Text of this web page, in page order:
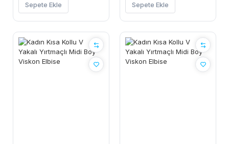
Sepete Ekle Sepete Ekle